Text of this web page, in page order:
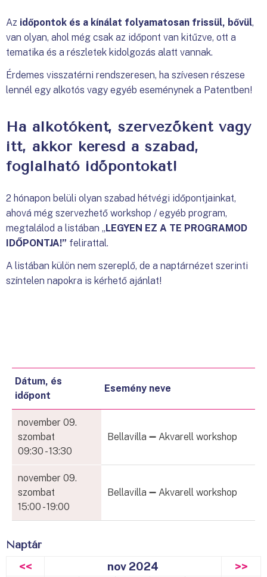
Az időpontok és a kínálat folyamatosan frissül, bővül,
van olyan, ahol még csak az időpont van kitűzve, ott a
tematika és a részletek kidolgozás alatt vannak.
Érdemes visszatérni rendszeresen, ha szívesen részese
lennél egy alkotós vagy egyéb eseménynek a Patentben!
Ha alkotóként, szervezőként vagy
itt, akkor keresd a szabad,
foglalható időpontokat!
2 hónapon belüli olyan szabad hétvégi időpontjainkat,
ahová még szervezhető workshop / egyéb program,
megtalálod a listában „LEGYEN EZ A TE PROGRAMOD
IDŐPONTJA!” felirattal.
A listában külön nem szereplő, de a naptárnézet szerinti
színtelen napokra is kérhető ajánlat!
Dátum, és
időpont
Esemény neve
november 09.
szombat
09:30 - 13:30
Bellavilla ➖ Akvarell workshop
november 09.
szombat
15:00 - 19:00
Bellavilla ➖ Akvarell workshop
Naptár
<<
nov 2024 >>